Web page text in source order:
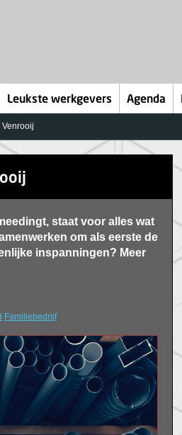
Leukste werkgevers Agenda
staat voor alles wat
om als eerste de
inspanningen? Meer
Familiebedrijf